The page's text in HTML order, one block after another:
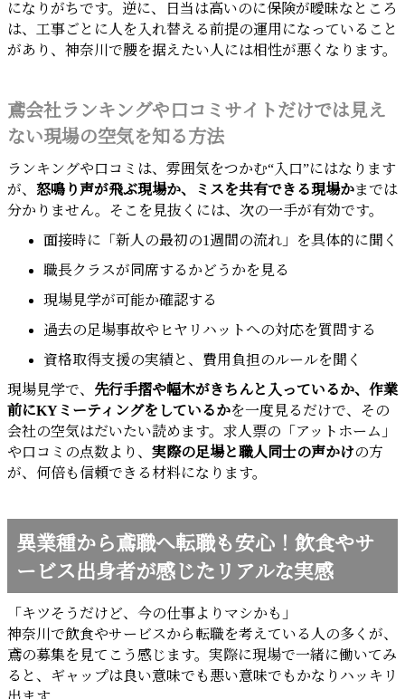
になりがちです。逆に、日当は高いのに保険が曖昧なところ
は、工事ごとに人を入れ替える前提の運用になっていること
があり、神奈川で腰を据えたい人には相性が悪くなります。
鳶会社ランキングや口コミサイトだけでは見え
ない現場の空気を知る方法
ランキングや口コミは、雰囲気をつかむ“入口”にはなります
が、 怒鳴り声が飛ぶ現場か、ミスを共有できる現場かまでは
分かりません。そこを見抜くには、次の一手が有効です。
面接時に「新人の最初の1週間の流れ」を具体的に聞く
職長クラスが同席するかどうかを見る
現場見学が可能か確認する
過去の足場事故やヒヤリハットへの対応を質問する
資格取得支援の実績と、費用負担のルールを聞く
現場見学で、 先行手摺や幅木がきちんと入っているか、作業
前にKYミーティングをしているかを一度見るだけで、その
会社の空気はだいたい読めます。求人票の「アットホーム」
や口コミの点数より、 実際の足場と職人同士の声かけの方
が、何倍も信頼できる材料になります。
異業種から鳶職へ転職も安心！飲食やサ
ービス出身者が感じたリアルな実感
「キツそうだけど、今の仕事よりマシかも」
神奈川で飲食やサービスから転職を考えている人の多くが、
鳶の募集を見てこう感じます。実際に現場で一緒に働いてみ
ると、ギャップは良い意味でも悪い意味でもかなりハッキリ